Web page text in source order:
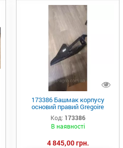
173386 Башмак корпусу
основий правий Gregoire
Besson
Код: 173386
В наявності
4 845,00 грн.